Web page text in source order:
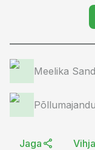
Meelika
Jaga Vihja